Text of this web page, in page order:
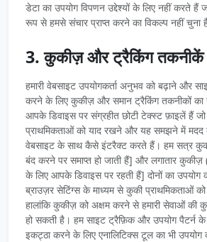
डेटा का उपयोग विपणन उद्देश्यों के लिए नहीं करते
रूप से हमसे संचार प्राप्त करने का विकल्प नहीं चुना
3. कुकीज़ और ट्रैकिंग तकनीकें
हमारी वेबसाइट उपयोगकर्ता अनुभव को बढ़ाने और
करने के लिए कुकीज़ और समान ट्रैकिंग तकनीकों
आपके डिवाइस पर संग्रहीत छोटी टेक्स्ट फ़ाइलें हैं
प्राथमिकताओं को याद रखने और यह समझने में मदद
वेबसाइट के साथ कैसे इंटरैक्ट करते हैं। हम सत्र
बंद करने पर समाप्त हो जाती हैं] और लगातार कुकीज़
के लिए आपके डिवाइस पर रहती हैं] दोनों का
ब्राउज़र सेटिंग्स के माध्यम से कुकी प्राथमिकताओं
हालांकि कुकीज़ को अक्षम करने से हमारी सेवाओं की कुछ
हो सकती है। हम साइट ट्रैफ़िक और उपयोग पैटर्न के
इकट्ठा करने के लिए एनालिटिक्स टूल का भी उपयोग